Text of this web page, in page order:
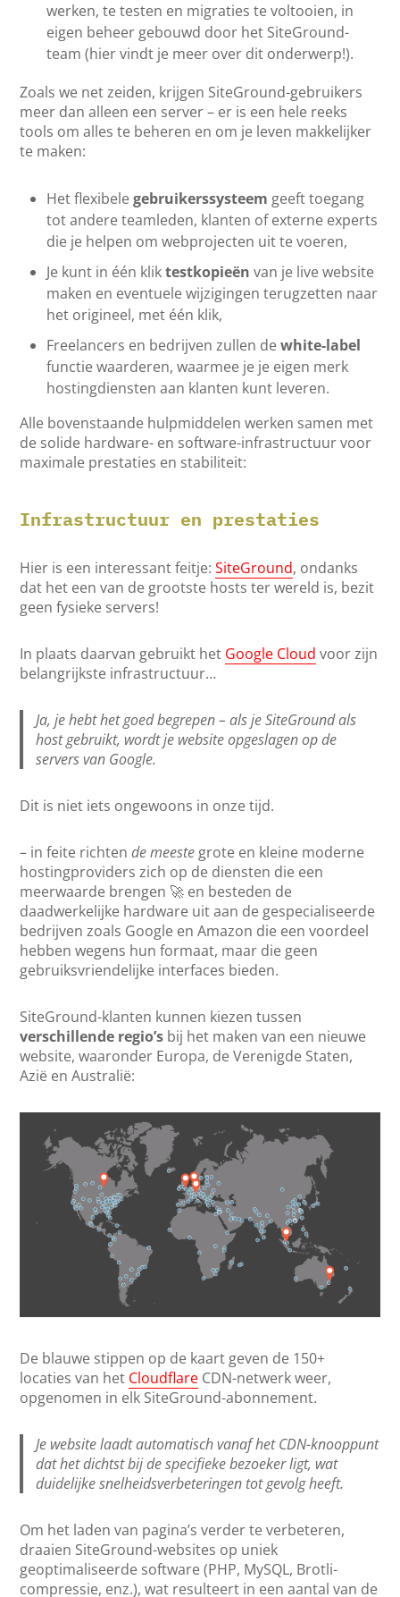
werken, te testen en migraties te voltooien, in
eigen beheer gebouwd door het SiteGround-
team (hier vindt je meer over dit onderwerp!).
Zoals we net zeiden, krijgen SiteGround-gebruikers
meer dan alleen een server – er is een hele reeks
tools om alles te beheren en om je leven makkelijker
te maken:
Het flexibelegebruikerssysteem geeft toegang
tot andere teamleden, klanten of externe experts
die je helpen om webprojecten uit te voeren,
Je kunt in één kliktestkopieën van je live website
maken en eventuele wijzigingen terugzetten naar
het origineel, met één klik,
Freelancers en bedrijven zullen dewhite-label
functie waarderen, waarmee je je eigen merk
hostingdiensten aan klanten kunt leveren.
Alle bovenstaande hulpmiddelen werken samen met
de solide hardware- en software-infrastructuur voor
maximale prestaties en stabiliteit:
Infrastructuur en prestaties
Hier is een interessant feitje:SiteGround, ondanks
dat het een van de grootste hosts ter wereld is, bezit
geen fysieke servers!
In plaats daarvan gebruikt het Google Cloud voor zijn
belangrijkste infrastructuur…
Ja, je hebt het goed begrepen – als je SiteGround als
host gebruikt, wordt je website opgeslagen op de
servers van Google.
Dit is niet iets ongewoons in onze tijd.
– in feite richten de meeste grote en kleine moderne
hostingproviders zich op de diensten die een
meerwaarde brengen 🚀 en besteden de
daadwerkelijke hardware uit aan de gespecialiseerde
bedrijven zoals Google en Amazon die een voordeel
hebben wegens hun formaat, maar die geen
gebruiksvriendelijke interfaces bieden.
SiteGround-klanten kunnen kiezen tussen
verschillende regio’s bij het maken van een nieuwe
website, waaronder Europa, de Verenigde Staten,
Azië en Australië:
De blauwe stippen op de kaart geven de 150+
locaties van het Cloudflare CDN-netwerk weer,
opgenomen in elk SiteGround-abonnement.
Je website laadt automatisch vanaf het CDN-knooppunt
dat het dichtst bij de specifieke bezoeker ligt, wat
duidelijke snelheidsverbeteringen tot gevolg heeft.
Om het laden van pagina’s verder te verbeteren,
draaien SiteGround-websites op uniek
geoptimaliseerde software (PHP, MySQL, Brotli-
compressie, enz.), wat resulteert in een aantal van de